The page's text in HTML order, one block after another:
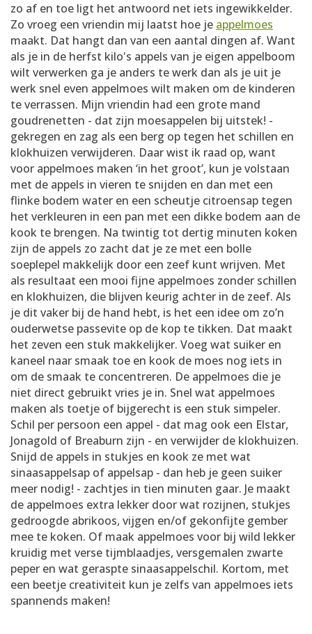
zo af en toe ligt het antwoord net iets ingewikkelder.
Zo vroeg een vriendin mij laatst hoe je appelmoes
maakt. Dat hangt dan van een aantal dingen af. Want
als je in de herfst kilo's appels van je eigen appelboom
wilt verwerken ga je anders te werk dan als je uit je
werk snel even appelmoes wilt maken om de kinderen
te verrassen. Mijn vriendin had een grote mand
goudrenetten - dat zijn moesappelen bij uitstek! -
gekregen en zag als een berg op tegen het schillen en
klokhuizen verwijderen. Daar wist ik raad op, want
voor appelmoes maken ‘in het groot’, kun je volstaan
met de appels in vieren te snijden en dan met een
flinke bodem water en een scheutje citroensap tegen
het verkleuren in een pan met een dikke bodem aan de
kook te brengen. Na twintig tot dertig minuten koken
zijn de appels zo zacht dat je ze met een bolle
soeplepel makkelijk door een zeef kunt wrijven. Met
als resultaat een mooi fijne appelmoes zonder schillen
en klokhuizen, die blijven keurig achter in de zeef. Als
je dit vaker bij de hand hebt, is het een idee om zo’n
ouderwetse passevite op de kop te tikken. Dat maakt
het zeven een stuk makkelijker. Voeg wat suiker en
kaneel naar smaak toe en kook de moes nog iets in
om de smaak te concentreren. De appelmoes die je
niet direct gebruikt vries je in. Snel wat appelmoes
maken als toetje of bijgerecht is een stuk simpeler.
Schil per persoon een appel - dat mag ook een Elstar,
Jonagold of Breaburn zijn - en verwijder de klokhuizen.
Snijd de appels in stukjes en kook ze met wat
sinaasappelsap of appelsap - dan heb je geen suiker
meer nodig! - zachtjes in tien minuten gaar. Je maakt
de appelmoes extra lekker door wat rozijnen, stukjes
gedroogde abrikoos, vijgen en/of gekonfijte gember
mee te koken. Of maak appelmoes voor bij wild lekker
kruidig met verse tijmblaadjes, versgemalen zwarte
peper en wat geraspte sinaasappelschil. Kortom, met
een beetje creativiteit kun je zelfs van appelmoes iets
spannends maken!